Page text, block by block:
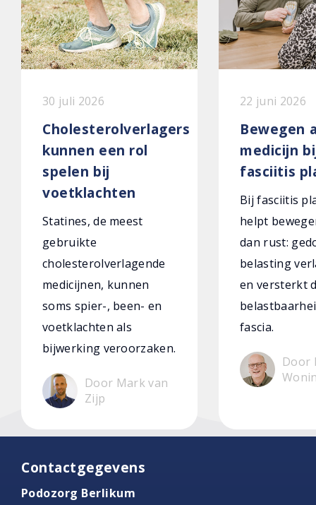
30 juli 2026
Cholesterolverlagers
kunnen een rol
spelen bij
voetklachten
Statines, de meest
gebruikte
cholesterolverlagende
medicijnen, kunnen
soms spier-, been- en
voetklachten als
bijwerking veroorzaken.
Door Mark van
Zijp
22 juni 2026
Bewegen
medicijn
fasciitis
Bij fasciitis
helpt
dan rust:
belasting
en versterkt
fascia.
Door
Contactgegevens
Podozorg Berlikum